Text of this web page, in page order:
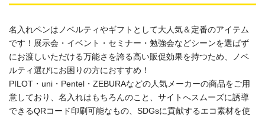
名入れペンはノベルティやギフトとして大人気＆定番のアイテム
です！展示会・イベント・セミナー・勉強会などシーンを選ばず
にお渡しいただける万能さを誇る高い販促効果を持つため、ノベ
ルティ選びにお困りの方におすすめ！
PILOT・uni・Pentel・ZEBURAなどの人気メーカーの商品をご用
意しており、名入れはもちろんのこと、サイトへスムーズに誘導
できるQRコード印刷可能なもの、SDGsに貢献するエコ素材を使